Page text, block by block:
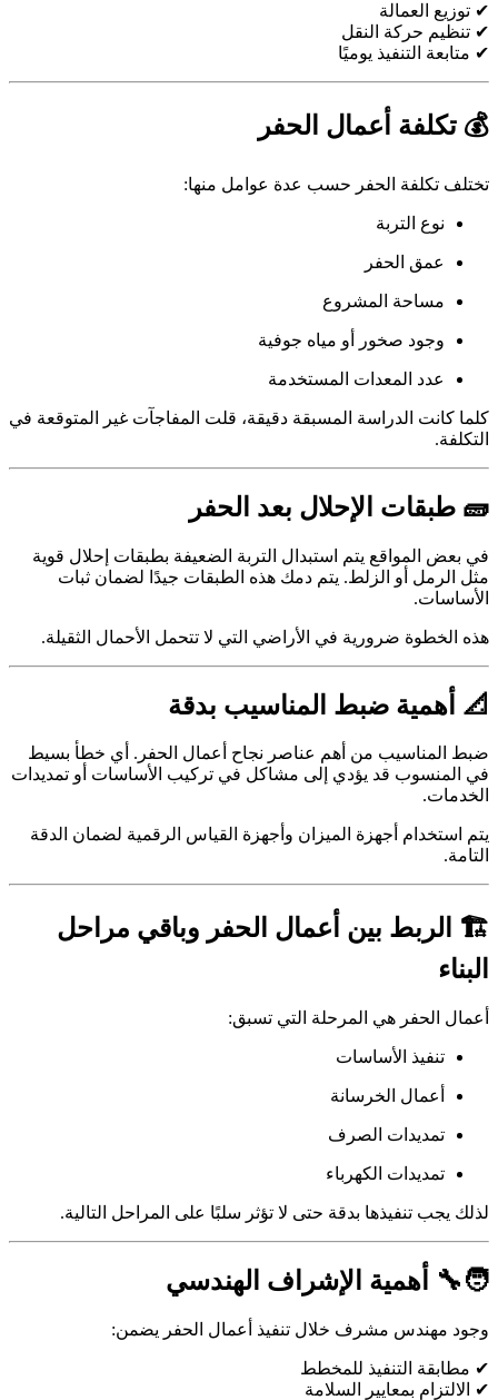
✔ توزيع العمالة
✔ تنظيم حركة النقل
✔ متابعة التنفيذ يوميًا
💰 تكلفة أعمال الحفر
تختلف تكلفة الحفر حسب عدة عوامل منها:
نوع التربة
عمق الحفر
مساحة المشروع
وجود صخور أو مياه جوفية
عدد المعدات المستخدمة
كلما كانت الدراسة المسبقة دقيقة، قلت المفاجآت غير المتوقعة في
التكلفة.
🧱 طبقات الإحلال بعد الحفر
في بعض المواقع يتم استبدال التربة الضعيفة بطبقات إحلال قوية
مثل الرمل أو الزلط. يتم دمك هذه الطبقات جيدًا لضمان ثبات
الأساسات.
هذه الخطوة ضرورية في الأراضي التي لا تتحمل الأحمال الثقيلة.
📐 أهمية ضبط المناسيب بدقة
ضبط المناسيب من أهم عناصر نجاح أعمال الحفر. أي خطأ بسيط
في المنسوب قد يؤدي إلى مشاكل في تركيب الأساسات أو تمديدات
الخدمات.
يتم استخدام أجهزة الميزان وأجهزة القياس الرقمية لضمان الدقة
التامة.
🏗 الربط بين أعمال الحفر وباقي مراحل
البناء
أعمال الحفر هي المرحلة التي تسبق:
تنفيذ الأساسات
أعمال الخرسانة
تمديدات الصرف
تمديدات الكهرباء
لذلك يجب تنفيذها بدقة حتى لا تؤثر سلبًا على المراحل التالية.
🧑‍🔧 أهمية الإشراف الهندسي
وجود مهندس مشرف خلال تنفيذ أعمال الحفر يضمن:
✔ مطابقة التنفيذ للمخطط
✔ الالتزام بمعايير السلامة